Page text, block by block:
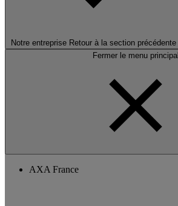
Notre entreprise Retour à la section précédente
Fermer le menu principal
AXA France